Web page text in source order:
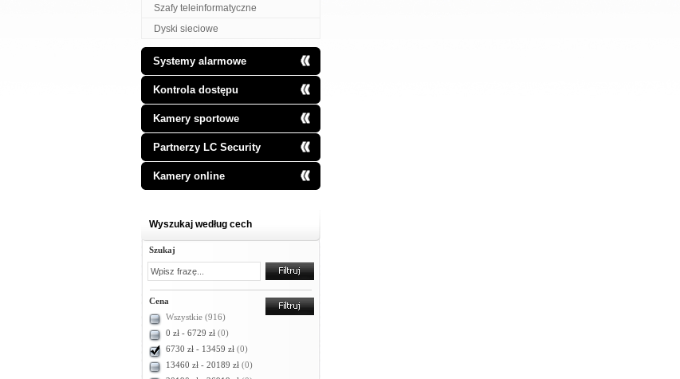
Szafy teleinformatyczne
Dyski sieciowe
Systemy alarmowe
Kontrola dostępu
Kamery sportowe
Partnerzy LC Security
Kamery online
Wyszukaj według cech
Szukaj
Cena
Wszystkie (916)
0 zł - 6729 zł (0)
6730 zł - 13459 zł (0)
13460 zł - 20189 zł (0)